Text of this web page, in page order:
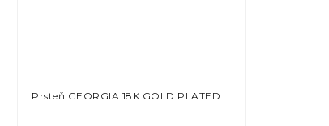
Prsteň GEORGIA 18K GOLD PLATED